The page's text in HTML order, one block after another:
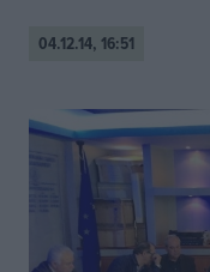
04.12.14, 16:51